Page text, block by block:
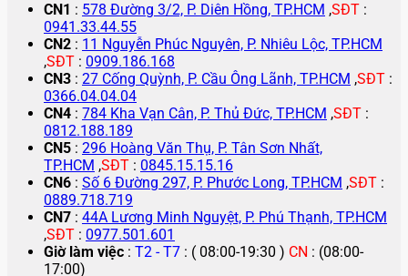
CN1 : 578 Đường 3/2, P. Diên Hồng, TP.HCM ,SĐT :
0941.33.44.55
CN2 : 11 Nguyễn Phúc Nguyên, P. Nhiêu Lộc, TP.HCM
,SĐT : 0909.186.168
CN3 : 27 Cống Quỳnh, P. Cầu Ông Lãnh, TP.HCM ,SĐT :
0366.04.04.04
CN4 : 784 Kha Vạn Cân, P. Thủ Đức, TP.HCM ,SĐT :
0812.188.189
CN5 : 296 Hoàng Văn Thụ, P. Tân Sơn Nhất,
TP.HCM ,SĐT : 0845.15.15.16
CN6 : Số 6 Đường 297, P. Phước Long, TP.HCM ,SĐT :
0889.718.719
CN7 : 44A Lương Minh Nguyệt, P. Phú Thạnh, TP.HCM
,SĐT : 0977.501.601
Giờ làm việc : T2 - T7 : ( 08:00-19:30 ) CN : (08:00-
17:00)